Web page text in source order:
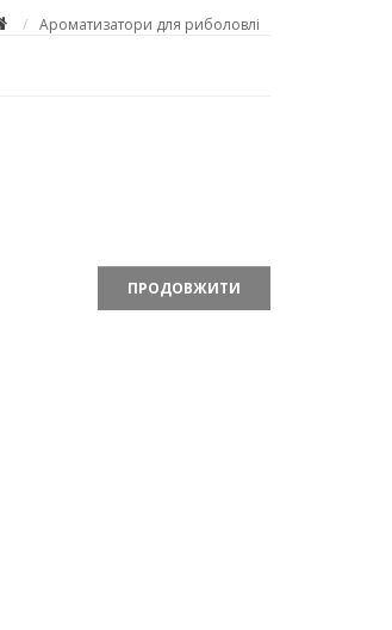
Ароматизатори для риболовлі
ПРОДОВЖИТИ